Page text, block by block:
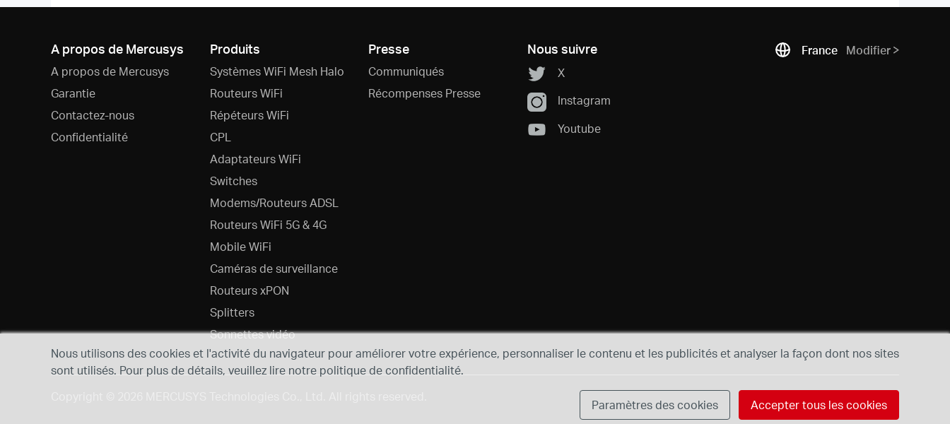
A propos de Mercusys
A propos de Mercusys
Garantie
Contactez-nous
Confidentialité
Produits
Systèmes WiFi Mesh Halo
Routeurs WiFi
Répéteurs WiFi
CPL
Adaptateurs WiFi
Switches
Modems/Routeurs ADSL
Routeurs WiFi 5G & 4G
Mobile WiFi
Caméras de surveillance
Routeurs xPON
Splitters
Sonnettes vidéo
Presse
Communiqués
Récompenses Presse
Nous suivre
X
Instagram
Youtube
France Modifier
Nous utilisons des cookies et l'activité du navigateur pour améliorer votre expérience, personnaliser le contenu et les publicités et analyser la façon dont nos sites
sont utilisés. Pour plus de détails, veuillez lire notre politique de confidentialité.
Paramètres des cookies Accepter tous les cookies